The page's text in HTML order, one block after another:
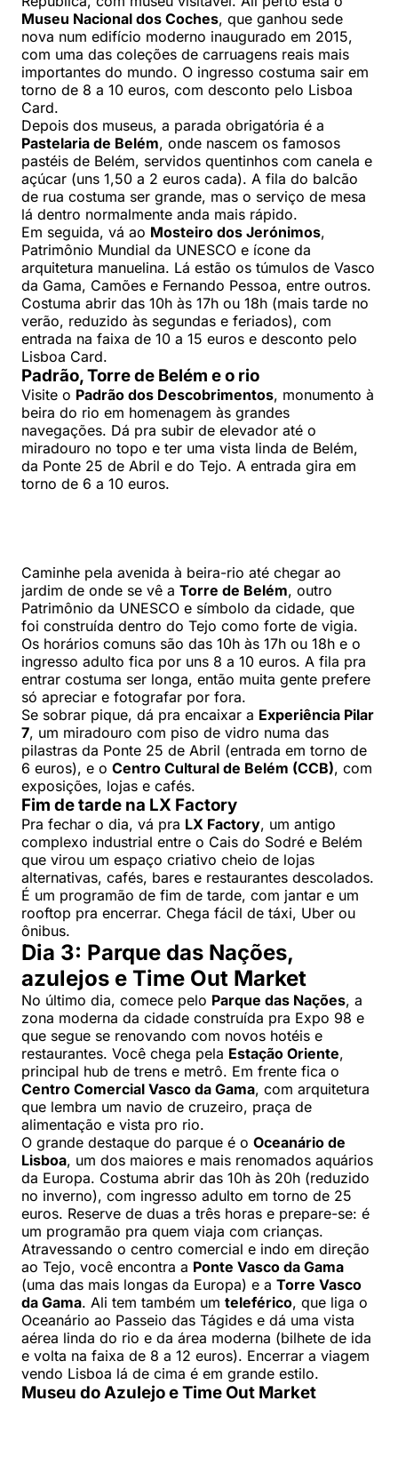
Museu Nacional dos Coches, que ganhou sede
nova num edifício moderno inaugurado em 2015,
com uma das coleções de carruagens reais mais
importantes do mundo. O ingresso costuma sair em
torno de 8 a 10 euros, com desconto pelo Lisboa
Card.
Depois dos museus, a parada obrigatória é a
Pastelaria de Belém, onde nascem os famosos
pastéis de Belém, servidos quentinhos com canela e
açúcar (uns 1,50 a 2 euros cada). A fila do balcão
de rua costuma ser grande, mas o serviço de mesa
lá dentro normalmente anda mais rápido.
Em seguida, vá ao Mosteiro dos Jerónimos,
Patrimônio Mundial da UNESCO e ícone da
arquitetura manuelina. Lá estão os túmulos de Vasco
da Gama, Camões e Fernando Pessoa, entre outros.
Costuma abrir das 10h às 17h ou 18h (mais tarde no
verão, reduzido às segundas e feriados), com
entrada na faixa de 10 a 15 euros e desconto pelo
Lisboa Card.
Padrão, Torre de Belém e o rio
Visite o Padrão dos Descobrimentos, monumento à
beira do rio em homenagem às grandes
navegações. Dá pra subir de elevador até o
miradouro no topo e ter uma vista linda de Belém,
da Ponte 25 de Abril e do Tejo. A entrada gira em
torno de 6 a 10 euros.
Caminhe pela avenida à beira-rio até chegar ao
jardim de onde se vê a Torre de Belém, outro
Patrimônio da UNESCO e símbolo da cidade, que
foi construída dentro do Tejo como forte de vigia.
Os horários comuns são das 10h às 17h ou 18h e o
ingresso adulto fica por uns 8 a 10 euros. A fila pra
entrar costuma ser longa, então muita gente prefere
só apreciar e fotografar por fora.
Se sobrar pique, dá pra encaixar a Experiência Pilar
7, um miradouro com piso de vidro numa das
pilastras da Ponte 25 de Abril (entrada em torno de
6 euros), e o Centro Cultural de Belém (CCB), com
exposições, lojas e cafés.
Fim de tarde na LX Factory
Pra fechar o dia, vá pra LX Factory, um antigo
complexo industrial entre o Cais do Sodré e Belém
que virou um espaço criativo cheio de lojas
alternativas, cafés, bares e restaurantes descolados.
É um programão de fim de tarde, com jantar e um
rooftop pra encerrar. Chega fácil de táxi, Uber ou
ônibus.
Dia 3: Parque das Nações,
azulejos e Time Out Market
No último dia, comece pelo Parque das Nações, a
zona moderna da cidade construída pra Expo 98 e
que segue se renovando com novos hotéis e
restaurantes. Você chega pela Estação Oriente,
principal hub de trens e metrô. Em frente fica o
Centro Comercial Vasco da Gama, com arquitetura
que lembra um navio de cruzeiro, praça de
alimentação e vista pro rio.
O grande destaque do parque é o Oceanário de
Lisboa, um dos maiores e mais renomados aquários
da Europa. Costuma abrir das 10h às 20h (reduzido
no inverno), com ingresso adulto em torno de 25
euros. Reserve de duas a três horas e prepare-se: é
um programão pra quem viaja com crianças.
Atravessando o centro comercial e indo em direção
ao Tejo, você encontra a Ponte Vasco da Gama
(uma das mais longas da Europa) e a Torre Vasco
da Gama. Ali tem também um teleférico, que liga o
Oceanário ao Passeio das Tágides e dá uma vista
aérea linda do rio e da área moderna (bilhete de ida
e volta na faixa de 8 a 12 euros). Encerrar a viagem
vendo Lisboa lá de cima é em grande estilo.
Museu do Azulejo e Time Out Market